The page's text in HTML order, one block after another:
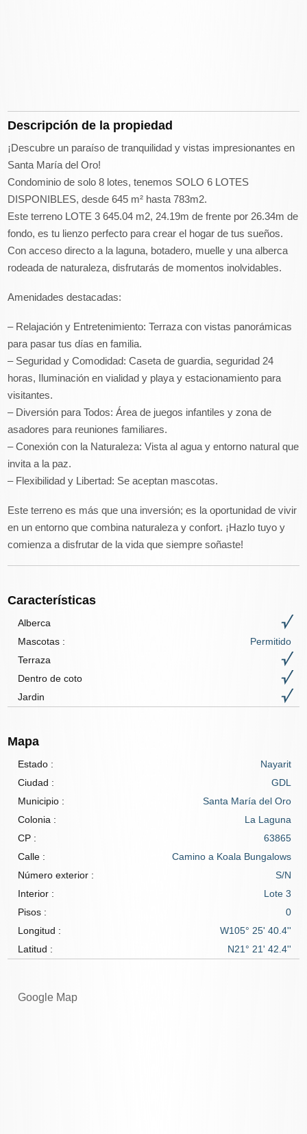
Descripción de la propiedad
¡Descubre un paraíso de tranquilidad y vistas impresionantes en
Santa María del Oro!
Condominio de solo 8 lotes, tenemos SOLO 6 LOTES
DISPONIBLES, desde 645 m² hasta 783m2.
Este terreno LOTE 3 645.04 m2, 24.19m de frente por 26.34m de
fondo, es tu lienzo perfecto para crear el hogar de tus sueños.
Con acceso directo a la laguna, botadero, muelle y una alberca
rodeada de naturaleza, disfrutarás de momentos inolvidables.
Amenidades destacadas:
– Relajación y Entretenimiento: Terraza con vistas panorámicas
para pasar tus días en familia.
– Seguridad y Comodidad: Caseta de guardia, seguridad 24
horas, Iluminación en vialidad y playa y estacionamiento para
visitantes.
– Diversión para Todos: Área de juegos infantiles y zona de
asadores para reuniones familiares.
– Conexión con la Naturaleza: Vista al agua y entorno natural que
invita a la paz.
– Flexibilidad y Libertad: Se aceptan mascotas.
Este terreno es más que una inversión; es la oportunidad de vivir
en un entorno que combina naturaleza y confort. ¡Hazlo tuyo y
comienza a disfrutar de la vida que siempre soñaste!
Características
Alberca
Mascotas :
Permitido
Terraza
Dentro de coto
Jardin
Mapa
Estado :
Nayarit
Ciudad :
GDL
Municipio :
Santa María del Oro
Colonia :
La Laguna
CP :
63865
Calle :
Camino a Koala Bungalows
Número exterior :
S/N
Interior :
Lote 3
Pisos :
0
Longitud :
W105° 25' 40.4''
Latitud :
N21° 21' 42.4''
Google Map